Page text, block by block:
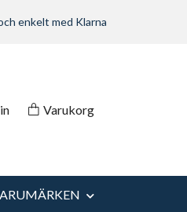
enkelt med Klarna
Varukorg